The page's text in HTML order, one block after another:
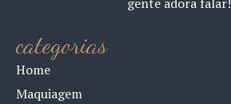
categorias
Home
Maquiagem